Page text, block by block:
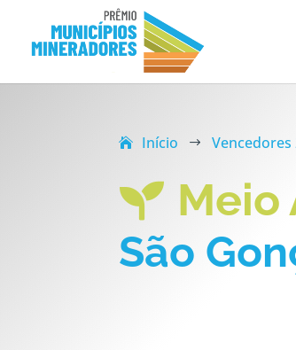
Início $ Vencedores
 Meio
São